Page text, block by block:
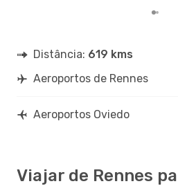
Distância: 619 kms
Aeroportos de Rennes
Aeroportos Oviedo
Viajar de Rennes